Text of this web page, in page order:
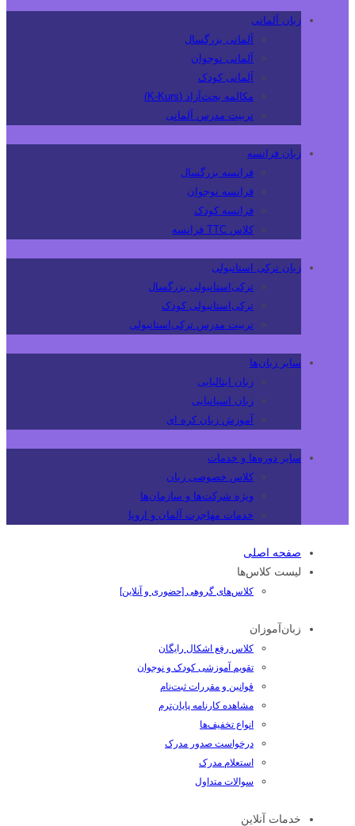
زبان آلمانی
آلمانی بزرگسال
آلمانی نوجوان
آلمانی کودک
مکالمه بحث‌آزاد (K-Kurs)
تربیت مدرس آلمانی
زبان فرانسه
فرانسه بزرگسال
فرانسه نوجوان
فرانسه کودک
کلاس TTC فرانسه
زبان ترکی استانبولی
ترکی‌استانبولی بزرگسال
ترکی‌استانبولی کودک
تربیت مدرس ترکی‌استانبولی
سایر زبان‌ها
زبان ایتالیایی
زبان اسپانیایی
آموزش زبان کره ای
سایر دوره‌ها و خدمات
کلاس خصوصی زبان
ویژه شرکت‌ها و سازمان‌ها
خدمات مهاجرت آلمان و اروپا
صفحه اصلی
لیست کلاس‌ها
کلاس‌های گروهی [حضوری و آنلاین]
زبان‌آموزان
کلاس رفع اشکال رایگان
تقویم آموزشی کودک و نوجوان
قوانین و مقررات ثبت‌نام
مشاهده کارنامه پایان‌ترم
انواع تخفیف‌ها
درخواست صدور مدرک
استعلام مدرک
سوالات متداول
خدمات آنلاین